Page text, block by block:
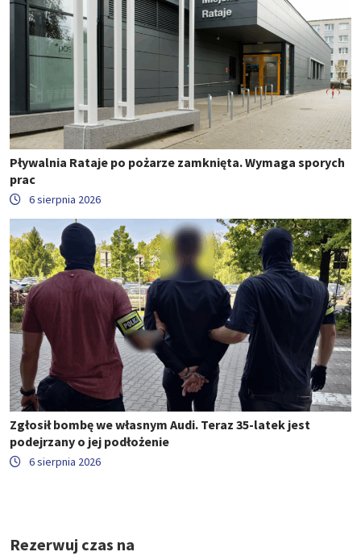
Pływalnia Rataje po pożarze zamknięta. Wymaga sporych
prac
6 sierpnia 2026
Zgłosił bombę we własnym Audi. Teraz 35-latek jest
podejrzany o jej podłożenie
6 sierpnia 2026
Rezerwuj czas na